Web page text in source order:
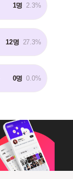
1명 2.3%
12명 27.3%
0명 0.0%